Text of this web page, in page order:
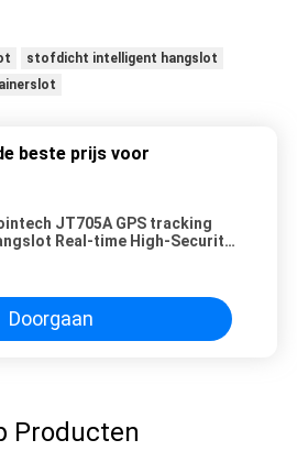
stofdicht intelligent hangslot
beste prijs voor
JT705A GPS tracking
Real-time High-Security
Doorgaan
Producten